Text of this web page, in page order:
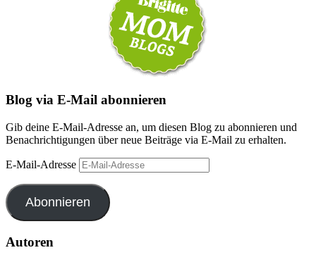
Blog via E-Mail abonnieren
Gib deine E-Mail-Adresse an, um diesen Blog zu abonnieren und
Benachrichtigungen über neue Beiträge via E-Mail zu erhalten.
E-Mail-Adresse
Abonnieren
Autoren